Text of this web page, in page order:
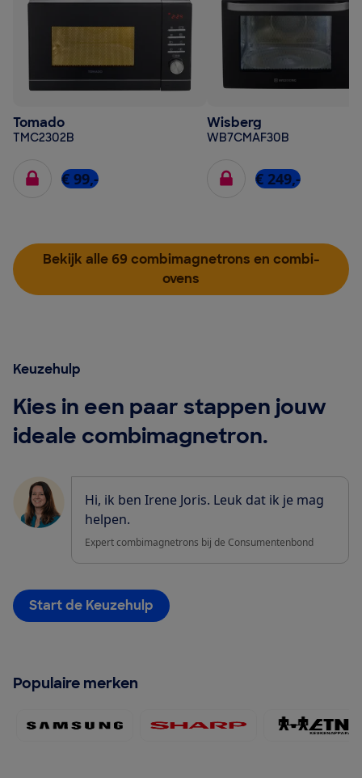
Tomado
TMC2302B
€ 99,-
Wisberg
WB7CMAF30B
€ 249,-
Bekijk alle 69 combimagnetrons en combi-
ovens
Keuzehulp
Kies in een paar stappen jouw
ideale combimagnetron.
Hi, ik ben Irene Joris. Leuk dat ik je mag
helpen.
Expert combimagnetrons bij de Consumentenbond
Start de Keuzehulp
Populaire merken
Samsung 120x60 Sharp 120x60 Etna